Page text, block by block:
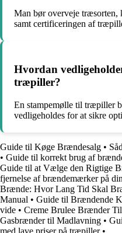
Man bør overveje træsorten,
samt certificeringen af
Hvordan
træpiller?
En stampemølle til træpiller
vedligeholdes for at sikre
Guide til Køge Brændesalg •
• Guide til korrekt brug af
Guide til at Vælge den Rigtige
fjernelse af brændemærker på
Brænde: Hvor Lang Tid Skal
Manual • Guide til Brændende
vide • Creme Brulee Brænder
Gasbrænder til Madlavning •
med lave priser på træpiller•